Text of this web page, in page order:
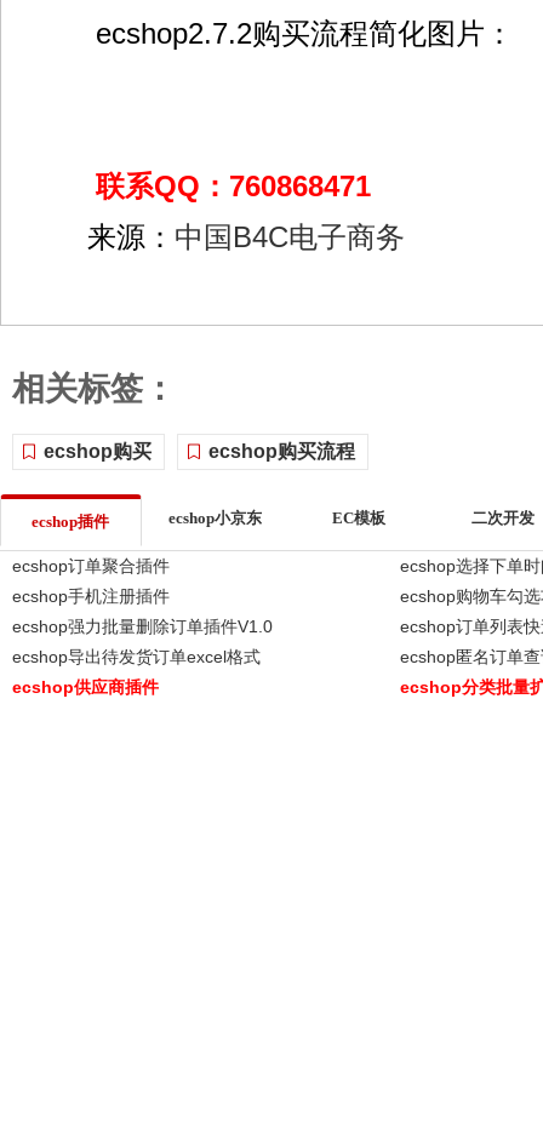
ecshop2.7.2购买流程简化图片：
联系QQ：760868471
来源： 中国B4C电子商务
相关标签：
ecshop购买 ecshop购买流程
ecshop插件 ecshop小京东 EC模板 二次开发
ecshop订单聚合插件
ecshop选择下单
ecshop手机注册插件
ecshop购物车勾
ecshop强力批量删除订单插件V1.0
ecshop订单列表
ecshop导出待发货订单excel格式
ecshop匿名订单
ecshop供应商插件
ecshop分类批量